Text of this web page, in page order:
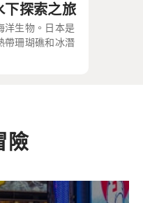
探索之旅
洋生物。日本是
帶珊瑚礁和冰潛
險